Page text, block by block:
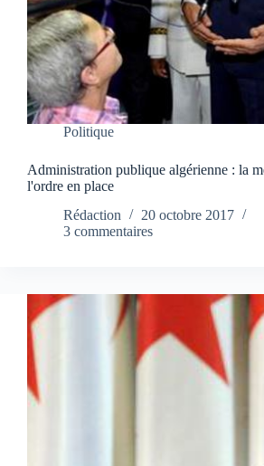
Politique
Administration publique algérienne : la
l'ordre en place
Rédaction
20 octobre 2017
3 commentaires